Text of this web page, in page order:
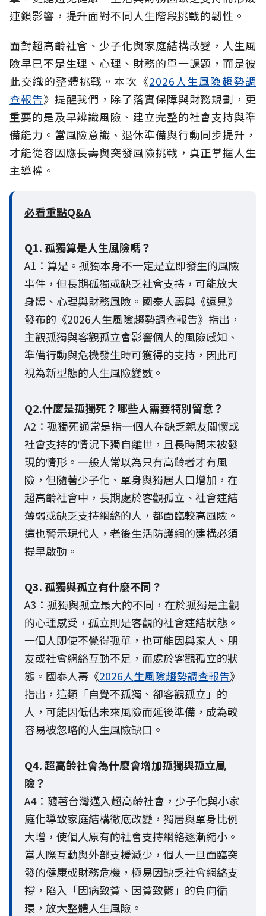
連鎖影響，提升面對不同人生階段挑戰的韌性。
面對超高齡社會、少子化與家庭結構改變，人生風
險早已不是生理、心理、財務的單一課題，而是彼
此交織的整體挑戰。本次《2026人生風險趨勢調
查報告》提醒我們，除了落實保障與財務規劃，更
重要的是及早辨識風險、建立完整的社會支持與準
備能力。當風險意識、退休準備與行動同步提升，
才能從容因應長壽與突發風險挑戰，真正掌握人生
主導權。
必看重點Q&A
Q1. 孤獨算是人生風險嗎？
A1：算是。孤獨本身不一定是立即發生的風險
事件，但長期孤獨或缺乏社會支持，可能放大
身體、心理與財務風險。國泰人壽與《遠見》
發布的《2026人生風險趨勢調查報告》指出，
主觀孤獨與客觀孤立會影響個人的風險感知、
準備行動與危機發生時可獲得的支持，因此可
視為新型態的人生風險變數。
Q2.什麼是孤獨死？哪些人需要特別留意？
A2：孤獨死通常是指一個人在缺乏親友關懷或
社會支持的情況下獨自離世，且長時間未被發
現的情形。一般人常以為只有高齡者才有風
險，但隨著少子化、單身與獨居人口增加，在
超高齡社會中，長期處於客觀孤立、社會連結
薄弱或缺乏支持網絡的人，都面臨較高風險。
這也警示現代人，老後生活防護網的建構必須
提早啟動。
Q3. 孤獨與孤立有什麼不同？
A3：孤獨與孤立最大的不同，在於孤獨是主觀
的心理感受，孤立則是客觀的社會連結狀態。
一個人即使不覺得孤單，也可能因與家人、朋
友或社會網絡互動不足，而處於客觀孤立的狀
態。國泰人壽《2026人生風險趨勢調查報告》
指出，這類「自覺不孤獨、卻客觀孤立」的
人，可能因低估未來風險而延後準備，成為較
容易被忽略的人生風險缺口。
Q4. 超高齡社會為什麼會增加孤獨與孤立風
險？
A4：隨著台灣邁入超高齡社會，少子化與小家
庭化導致家庭結構徹底改變，獨居與單身比例
大增，使個人原有的社會支持網絡逐漸縮小。
當人際互動與外部支援減少，個人一旦面臨突
發的健康或財務危機，極易因缺乏社會網絡支
撐，陷入「因病致貧、因貧致鬱」的負向循
環，放大整體人生風險。